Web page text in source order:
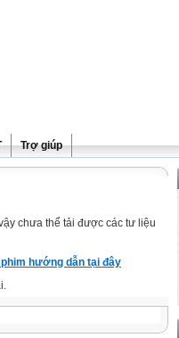
Trợ giúp
chưa thể tải được các tư liệu
hướng dẫn tại đây